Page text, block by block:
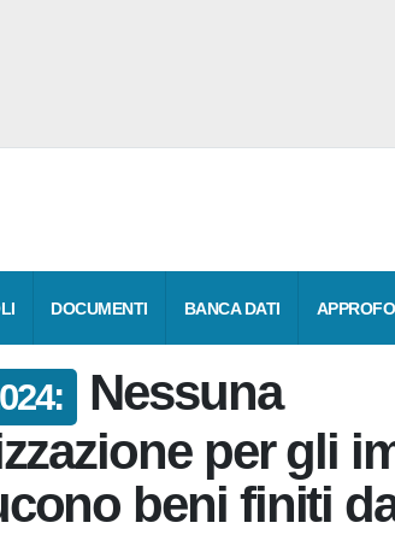
DOCUMENTI BANCA DATI
Nessuna
per gli
beni finiti